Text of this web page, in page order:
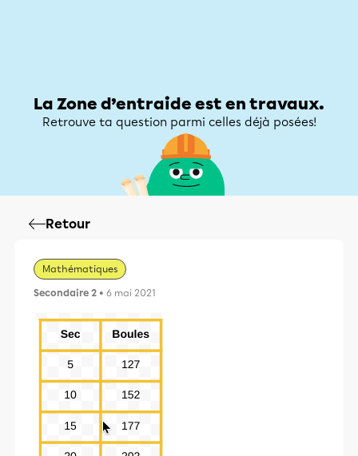
La Zone d’entraide est en travaux.
Retrouve ta question parmi celles déjà posées!
Retour
Mathématiques
Secondaire 2 • 6 mai 2021